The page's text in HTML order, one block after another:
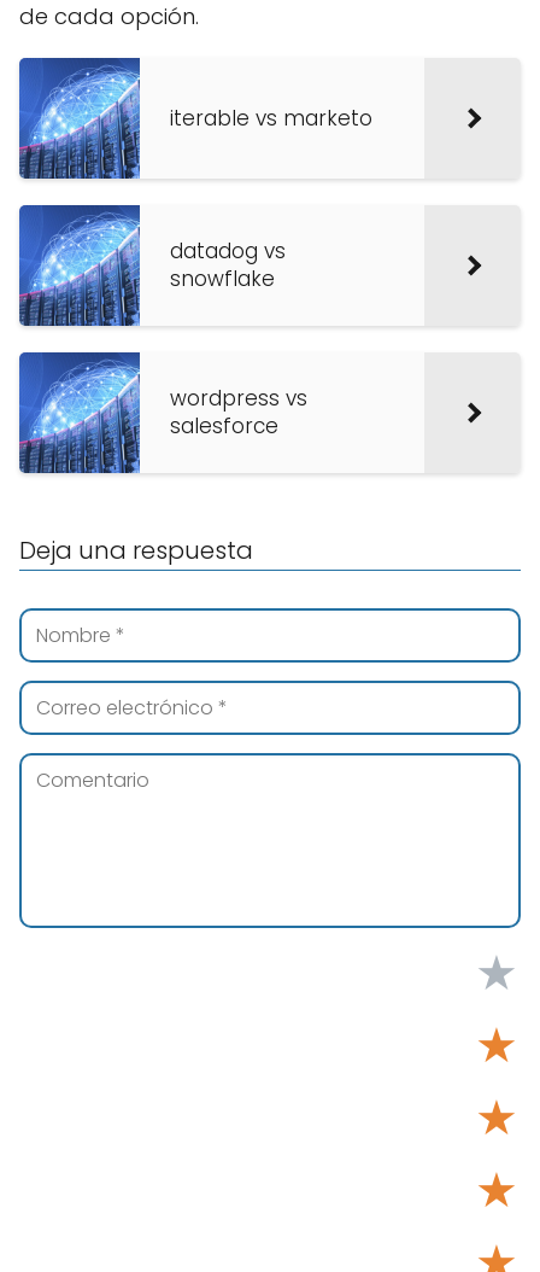
de cada opción.
iterable vs marketo
datadog vs
snowflake
wordpress vs
salesforce
Deja una respuesta
★
★
★
★